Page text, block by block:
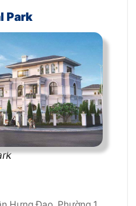
Park